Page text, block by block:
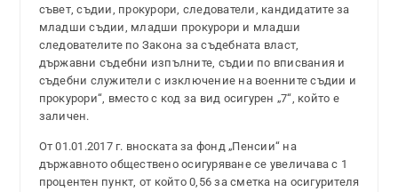
съвет, съдии, прокурори, следователи, кандидатите за
младши съдии, младши прокурори и младши
следователите по Закона за съдебната власт,
държавни съдебни изпълните, съдии по вписвания и
съдебни служители с изключение на военните съдии и
прокурори“, вместо с код за вид осигурен „7“, който е
заличен.
От 01.01.2017 г. вноската за фонд „Пенсии“ на
държавното обществено осигуряване се увеличава с 1
процентен пункт, от който 0,56 за сметка на осигурителя